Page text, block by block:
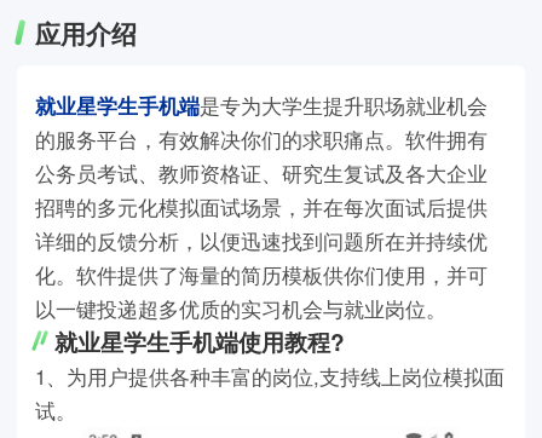
应用介绍
就业星学生手机端是专为大学生提升职场就业机会
的服务平台，有效解决你们的求职痛点。软件拥有
公务员考试、教师资格证、研究生复试及各大企业
招聘的多元化模拟面试场景，并在每次面试后提供
详细的反馈分析，以便迅速找到问题所在并持续优
化。软件提供了海量的简历模板供你们使用，并可
以一键投递超多优质的实习机会与就业岗位。
就业星学生手机端使用教程?
1、为用户提供各种丰富的岗位,支持线上岗位模拟面
试。